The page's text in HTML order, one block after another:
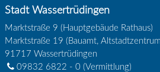
Stadt Wassertrüdingen
Marktstraße 9 (Hauptgebäude Rathaus)
Marktstraße 19 (Bauamt,
91717 Wassertrüdingen
09832 6822 - 0(Vermittlung)